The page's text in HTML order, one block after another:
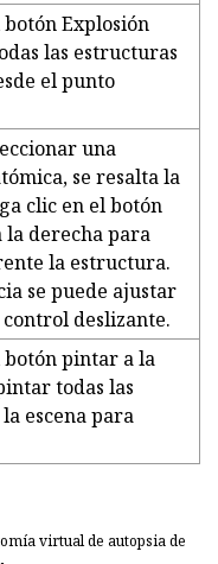
Explosión
las estructuras
el punto
una
se resalta la
clic en el botón
derecha para
la estructura.
se puede ajustar
deslizante.
botón pintar a la
todas las
escena para
virtual de autopsia de